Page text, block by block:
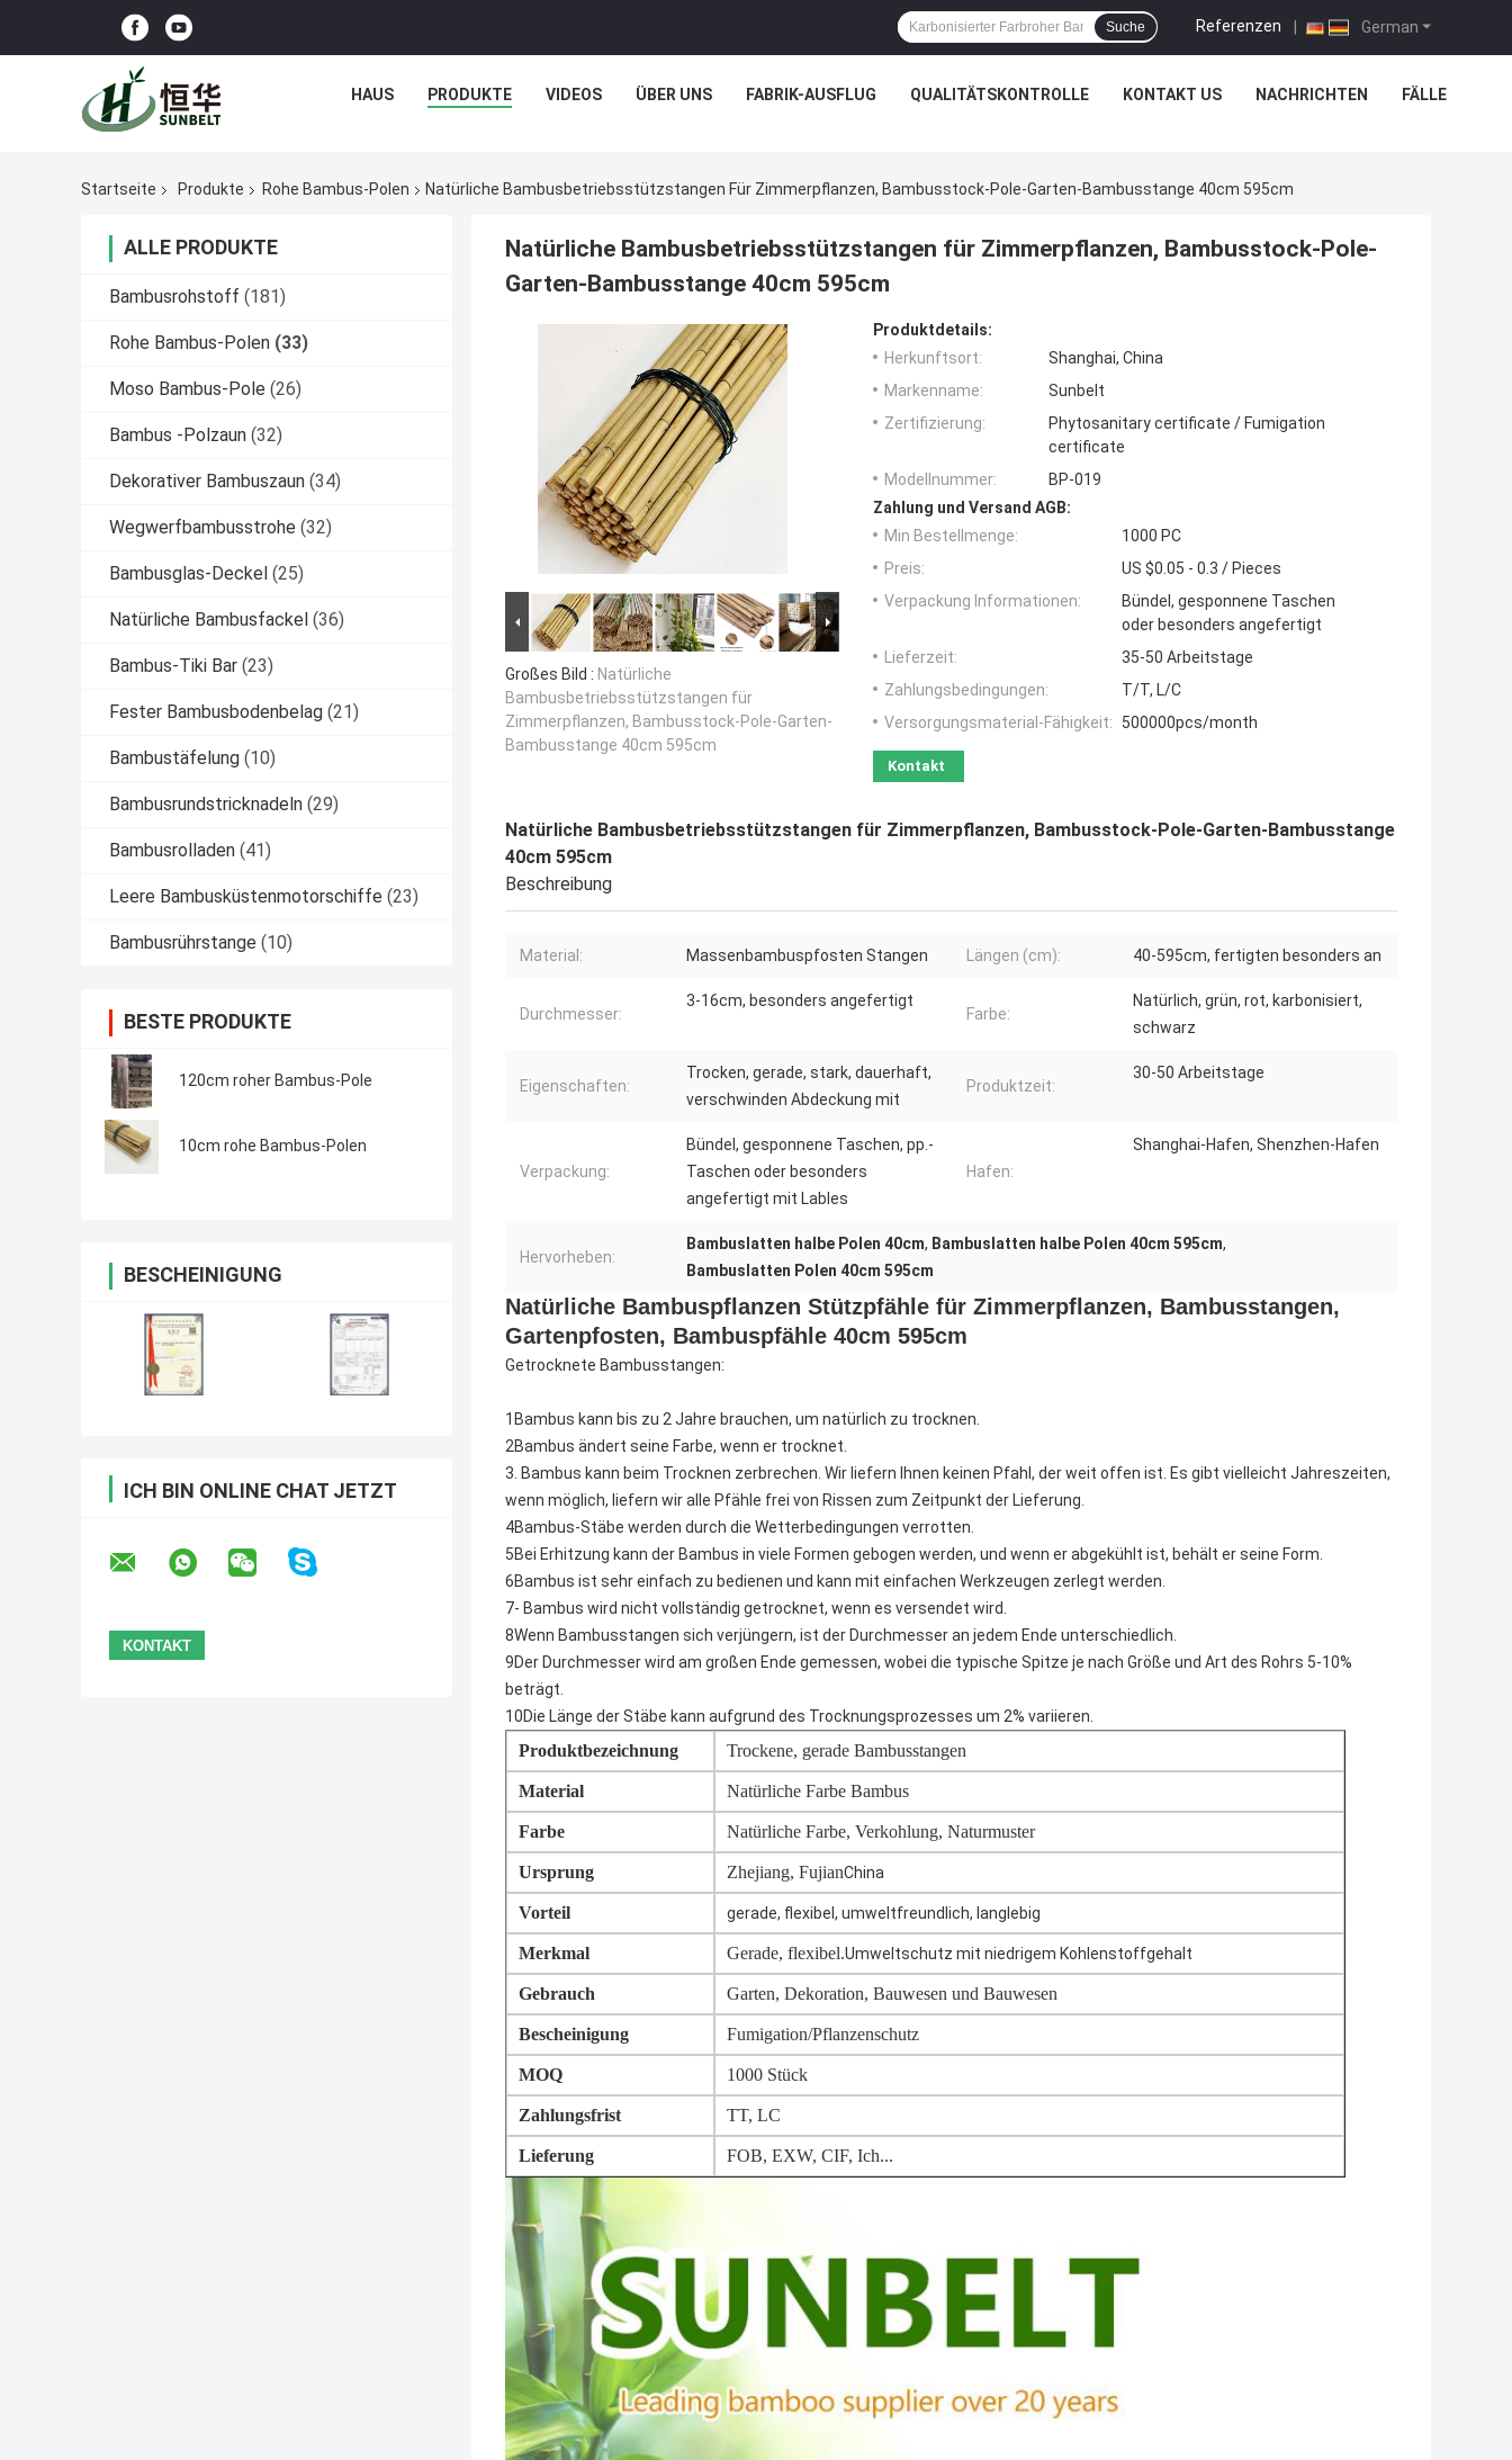
German
Referenzen |
Suche
HAUS PRODUKTE VIDEOS ÜBER UNS FABRIK-AUSFLUG QUALITÄTSKONTROLLE KONTAKT US NACHRICHTEN FÄLLE
Startseite Produkte Rohe Bambus-Polen Natürliche Bambusbetriebsstützstangen Für Zimmerpflanzen, Bambusstock-Pole-Garten-Bambusstange 40cm 595cm
ALLE PRODUKTE
Bambusrohstoff (181)
Rohe Bambus-Polen (33)
Moso Bambus-Pole (26)
Bambus -Polzaun (32)
Dekorativer Bambuszaun (34)
Wegwerfbambusstrohe (32)
Bambusglas-Deckel (25)
Natürliche Bambusfackel (36)
Bambus-Tiki Bar (23)
Fester Bambusbodenbelag (21)
Bambustäfelung (10)
Bambusrundstricknadeln (29)
Bambusrolladen (41)
Leere Bambusküstenmotorschiffe (23)
Bambusrührstange (10)
BESTE PRODUKTE
120cm roher Bambus-Pole
10cm rohe Bambus-Polen
BESCHEINIGUNG
ICH BIN ONLINE CHAT JETZT
Natürliche Bambusbetriebsstützstangen für Zimmerpflanzen, Bambusstock-Pole-
Garten-Bambusstange 40cm 595cm
Großes Bild : Natürliche
Bambusbetriebsstützstangen für
Zimmerpflanzen, Bambusstock-Pole-Garten-
Bambusstange 40cm 595cm
Produktdetails:
Herkunftsort:
Shanghai, China
Markenname:
Sunbelt
Zertifizierung:
Phytosanitary certificate / Fumigation
certificate
Modellnummer:
BP-019
Zahlung und Versand AGB:
Min Bestellmenge:
1000 PC
Preis:
US $0.05 - 0.3 / Pieces
Verpackung Informationen:
Bündel, gesponnene Taschen
oder besonders angefertigt
Lieferzeit:
35-50 Arbeitstage
Zahlungsbedingungen:
T/T, L/C
Versorgungsmaterial-Fähigkeit:
500000pcs/month
Kontakt
Natürliche Bambusbetriebsstützstangen für Zimmerpflanzen, Bambusstock-Pole-Garten-Bambusstange
40cm 595cm
Beschreibung
Material: Massenbambuspfosten Stangen Längen (cm): 40-595cm, fertigten besonders an
Durchmesser:
3-16cm, besonders angefertigt
Farbe:
Natürlich, grün, rot, karbonisiert,
schwarz
Eigenschaften:
Trocken, gerade, stark, dauerhaft,
verschwinden Abdeckung mit
Produktzeit:
30-50 Arbeitstage
Verpackung:
Bündel, gesponnene Taschen, pp.-
Taschen oder besonders
angefertigt mit Lables
Hafen:
Shanghai-Hafen, Shenzhen-Hafen
Hervorheben:
Bambuslatten halbe Polen 40cm, Bambuslatten halbe Polen 40cm 595cm,
Bambuslatten Polen 40cm 595cm
Natürliche Bambuspflanzen Stützpfähle für Zimmerpflanzen, Bambusstangen,
Gartenpfosten, Bambuspfähle 40cm 595cm
Getrocknete Bambusstangen:
1Bambus kann bis zu 2 Jahre brauchen, um natürlich zu trocknen.
2Bambus ändert seine Farbe, wenn er trocknet.
3. Bambus kann beim Trocknen zerbrechen. Wir liefern Ihnen keinen Pfahl, der weit offen ist. Es gibt vielleicht Jahreszeiten,
wenn möglich, liefern wir alle Pfähle frei von Rissen zum Zeitpunkt der Lieferung.
4Bambus-Stäbe werden durch die Wetterbedingungen verrotten.
5Bei Erhitzung kann der Bambus in viele Formen gebogen werden, und wenn er abgekühlt ist, behält er seine Form.
6Bambus ist sehr einfach zu bedienen und kann mit einfachen Werkzeugen zerlegt werden.
7- Bambus wird nicht vollständig getrocknet, wenn es versendet wird.
8Wenn Bambusstangen sich verjüngern, ist der Durchmesser an jedem Ende unterschiedlich.
9Der Durchmesser wird am großen Ende gemessen, wobei die typische Spitze je nach Größe und Art des Rohrs 5-10%
beträgt.
10Die Länge der Stäbe kann aufgrund des Trocknungsprozesses um 2% variieren.
Produktbezeichnung Trockene, gerade Bambusstangen
Material Natürliche Farbe Bambus
Farbe Natürliche Farbe, Verkohlung, Naturmuster
Ursprung Zhejiang, FujianChina
Vorteil gerade, flexibel, umweltfreundlich, langlebig
Merkmal Gerade, flexibel.Umweltschutz mit niedrigem Kohlenstoffgehalt
Gebrauch Garten, Dekoration, Bauwesen und Bauwesen
Bescheinigung Fumigation/Pflanzenschutz
MOQ 1000 Stück
Zahlungsfrist TT, LC
Lieferung FOB, EXW, CIF, Ich...